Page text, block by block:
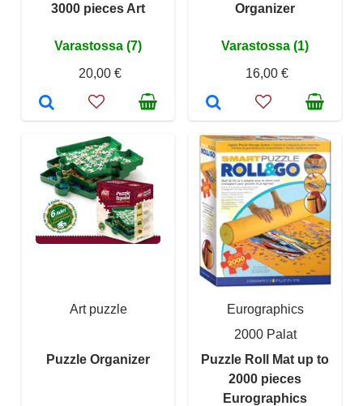
3000 pieces Art
Varastossa (7)
20,00 €
Organizer
Varastossa (1)
16,00 €
Art puzzle
Puzzle Organizer
Eurographics
2000 Palat
Puzzle Roll Mat up to
2000 pieces
Eurographics